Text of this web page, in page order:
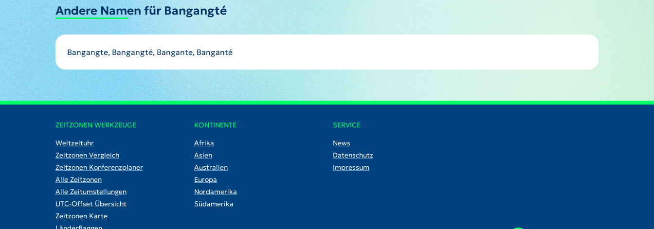
Andere Namen für Bangangté
Bangangte, Bangangté, Bangante, Banganté
ZEITZONEN WERKZEUGE
Weltzeituhr
Zeitzonen Vergleich
Zeitzonen Konferenzplaner
Alle Zeitzonen
Alle Zeitumstellungen
UTC-Offset Übersicht
Zeitzonen Karte
KONTINENTE
Afrika
Asien
Australien
Europa
Nordamerika
Südamerika
SERVICE
News
Datenschutz
Impressum